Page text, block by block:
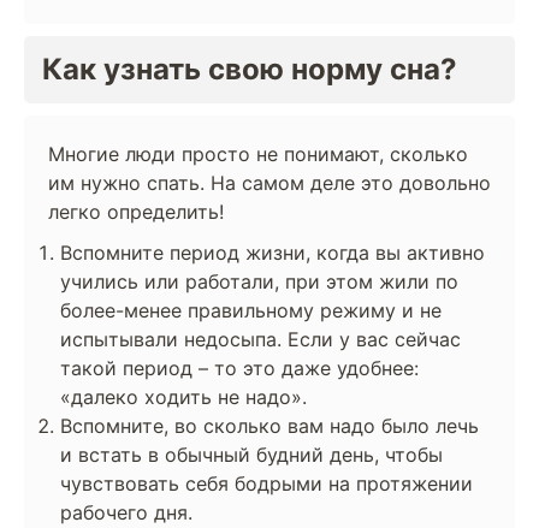
Как узнать свою норму сна?
Многие люди просто не понимают, сколько
им нужно спать. На самом деле это довольно
легко определить!
Вспомните период жизни, когда вы активно
учились или работали, при этом жили по
более-менее правильному режиму и не
испытывали недосыпа. Если у вас сейчас
такой период – то это даже удобнее:
«далеко ходить не надо».
Вспомните, во сколько вам надо было лечь
и встать в обычный будний день, чтобы
чувствовать себя бодрыми на протяжении
рабочего дня.